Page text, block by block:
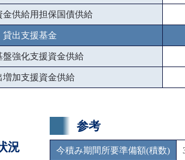
金供給用担保国債供給
貸出支援基金
盤強化支援資金供給
増加支援資金供給
況
参考
今積み期間所要準備額(積数)